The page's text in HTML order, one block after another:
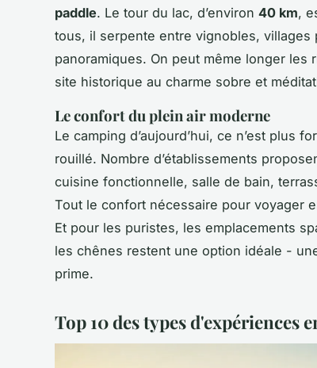
paddle. Le tour du lac, d’environ 40 km,
tous, il serpente entre vignobles,
panoramiques. On peut même longer les
site historique au charme sobre et
Le confort du plein air moderne
Le camping d’aujourd’hui, ce n’est plus
rouillé. Nombre d’établissements
cuisine fonctionnelle, salle de bain,
Tout le confort nécessaire pour voyager
Et pour les puristes, les emplacements
les chênes restent une option idéale -
prime.
Top 10 des types d'expériences